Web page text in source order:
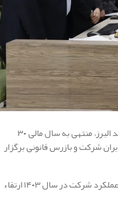
به گزارش روابط عمومی هلدینگ فولاد متیل، مجمع عمومی عادی سالیانه شرکت پردازش فولاد فرایند البرز، منتهی به سال مالی ۳۰
مدیران شرکت و بازرس قانونی برگزار
ابراهیم دادخواه تهرانی معاون راهبری و سرمایه‌گذاری هلدینگ فولاد متیل در این مجمع با اشاره به عملکرد شرکت در سال ۱۴۰۳ ارتقاء